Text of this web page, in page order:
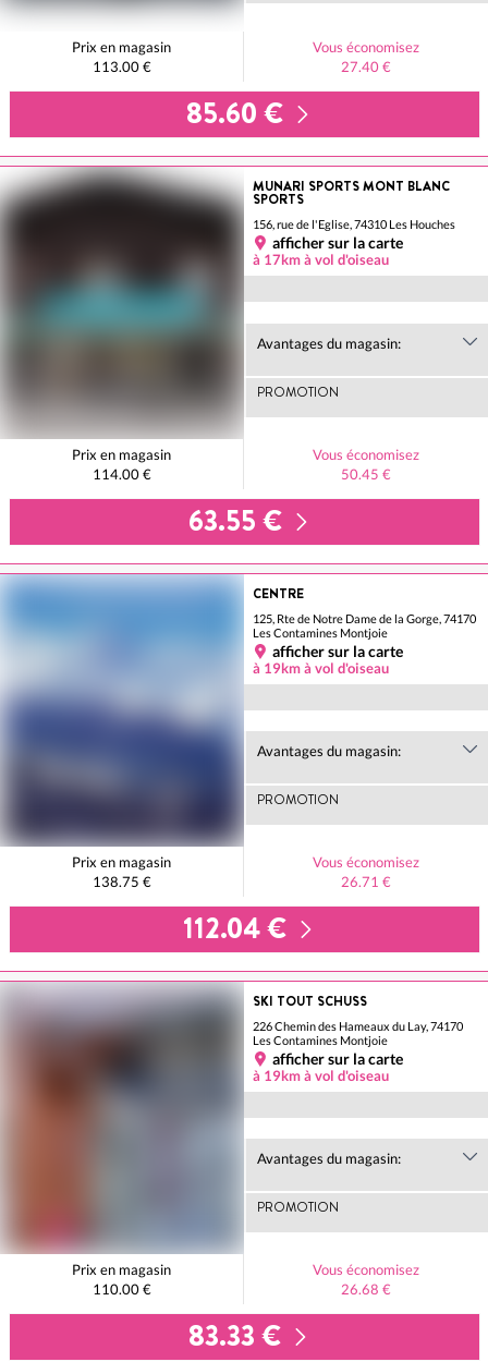
Prix en magasin
113.00 €
Vous économisez
27.40 €
85.60 €
MUNARI SPORTS MONT BLANC
SPORTS
156, rue de l'Eglise, 74310 Les Houches
afficher sur la carte
à 17km à vol d'oiseau
Avantages du magasin:
PROMOTION
Prix en magasin
114.00 €
Vous économisez
50.45 €
63.55 €
CENTRE
125, Rte de Notre Dame de la Gorge, 74170
Les Contamines Montjoie
afficher sur la carte
à 19km à vol d'oiseau
Avantages du magasin:
PROMOTION
Prix en magasin
138.75 €
Vous économisez
26.71 €
112.04 €
SKI TOUT SCHUSS
226 Chemin des Hameaux du Lay, 74170
Les Contamines Montjoie
afficher sur la carte
à 19km à vol d'oiseau
Avantages du magasin:
PROMOTION
Prix en magasin
110.00 €
Vous économisez
26.68 €
83.33 €